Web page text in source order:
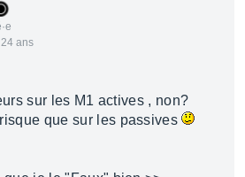
ans
sur les M1 actives , non?
que sur les passives